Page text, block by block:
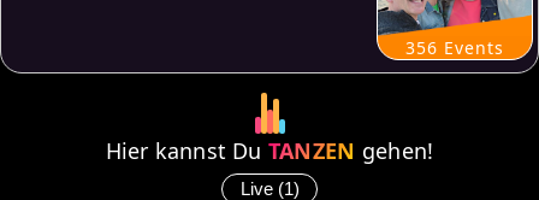
356 Events
Hier kannst Du TANZEN gehen!
Live (1)